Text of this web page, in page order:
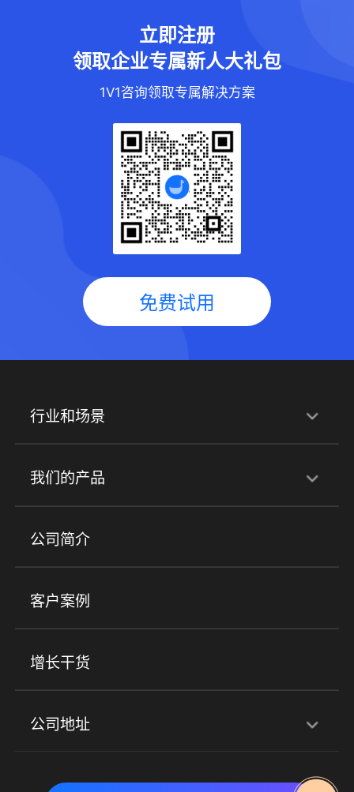
立即注册
领取企业专属新人大礼包
1V1咨询领取专属解决方案
免费试用
行业和场景
行业解决方案
培训机构 职业技能培训 兴趣培训
金融行业
心理机构
实时私域带货 数字化运营
我们的产品
产品
小程序商城 ERP 企微SCRM
社群圈子
公司简介
客户案例
增长干货
公司地址